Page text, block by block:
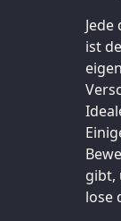
ist
gibt,
lose